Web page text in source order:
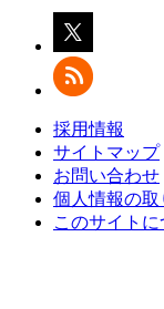
採用情報
サイトマップ
お問い合わせ
個人情報の取
このサイトに